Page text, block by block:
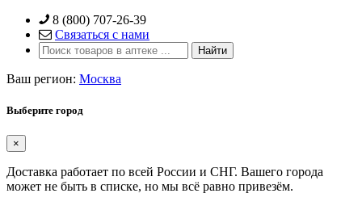
Skip
content
8 (800) 707-26-39
Связаться с нами
Ваш регион: Москва
Выберите город
×
Доставка работает по всей России и СНГ. Вашего города
может не быть в списке, но мы всё равно привезём.